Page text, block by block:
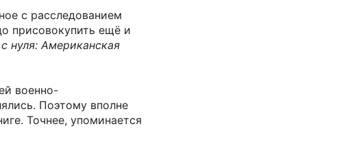
с расследованием
присовокупить ещё и
нуля: Американская
военно-
Поэтому вполне
Точнее, упоминается